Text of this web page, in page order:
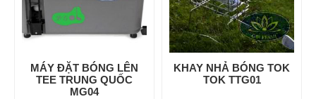
MÁY ĐẶT BÓNG LÊN
TEE TRUNG QUỐC
MG04
KHAY NHẢ BÓNG TOK
TOK TTG01